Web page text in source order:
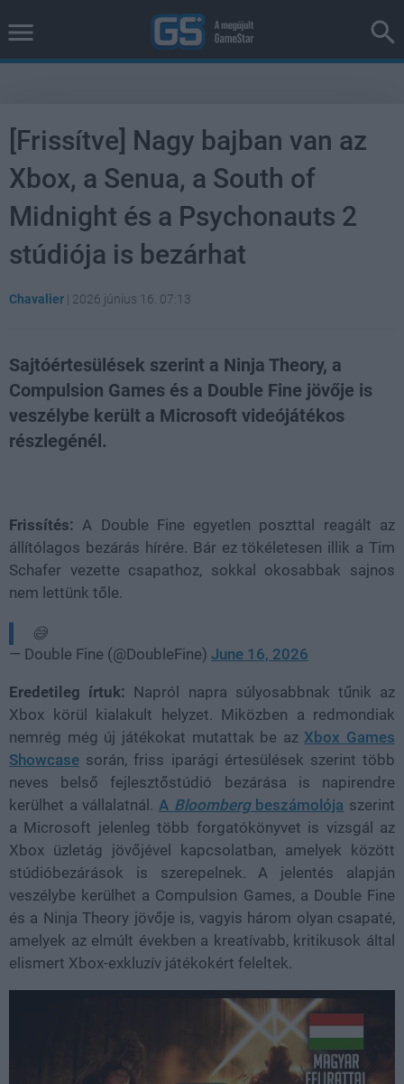
[Frissítve] Nagy bajban van az
Xbox, a Senua, a South of
Midnight és a Psychonauts 2
stúdiója is bezárhat
Chavalier | 2026 június 16. 07:13
Sajtóértesülések szerint a Ninja Theory, a
Compulsion Games és a Double Fine jövője is
veszélybe került a Microsoft videójátékos
részlegénél.
Frissítés: A Double Fine egyetlen poszttal reagált az
állítólagos bezárás hírére. Bár ez tökéletesen illik a Tim
Schafer vezette csapathoz, sokkal okosabbak sajnos
nem lettünk tőle.
😅
— Double Fine (@DoubleFine) June 16, 2026
Eredetileg írtuk: Napról napra súlyosabbnak tűnik az
Xbox körül kialakult helyzet. Miközben a redmondiak
nemrég még új játékokat mutattak be az Xbox Games
Showcase során, friss iparági értesülések szerint több
neves belső fejlesztőstúdió bezárása is napirendre
kerülhet a vállalatnál. A Bloombergbeszámolója szerint
a Microsoft jelenleg több forgatókönyvet is vizsgál az
Xbox üzletág jövőjével kapcsolatban, amelyek között
stúdióbezárások is szerepelnek. A jelentés alapján
veszélybe kerülhet a Compulsion Games, a Double Fine
és a Ninja Theory jövője is, vagyis három olyan csapaté,
amelyek az elmúlt években a kreatívabb, kritikusok által
elismert Xbox-exkluzív játékokért feleltek.